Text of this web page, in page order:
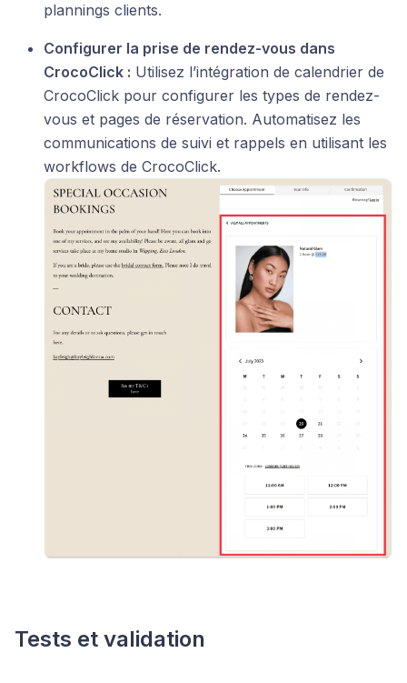
plannings clients.
Configurer la prise de rendez-vous dans
CrocoClick : Utilisez l’intégration de calendrier de
CrocoClick pour configurer les types de rendez-
vous et pages de réservation. Automatisez les
communications de suivi et rappels en utilisant les
workflows de CrocoClick.
Tests et validation